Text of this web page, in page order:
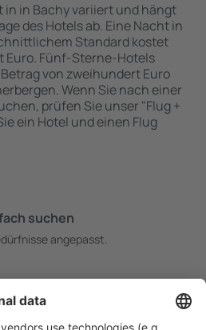
in in Bachy variiert und hängt
des Hotels ab. Eine Nacht in
Standard kostet
Euro. Fünf-Sterne-Hotels
von zweihundert Euro
Wenn Sie nach einer
prüfen Sie unser "Flug +
ein Hotel und einen Flug
suchen
angepasst.
mit einer kostenlosen